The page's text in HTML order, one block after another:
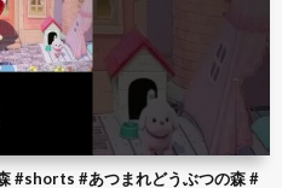
#shorts #あつまれどうぶつの森 #